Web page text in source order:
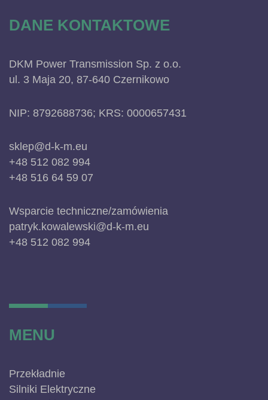
DANE KONTAKTOWE
DKM Power Transmission Sp. z o.o.
ul. 3 Maja 20, 87-640 Czernikowo
NIP: 8792688736; KRS: 0000657431
sklep@d-k-m.eu
+48 512 082 994
+48 516 64 59 07
Wsparcie techniczne/zamówienia
patryk.kowalewski@d-k-m.eu
+48 512 082 994
MENU
Przekładnie
Silniki Elektryczne